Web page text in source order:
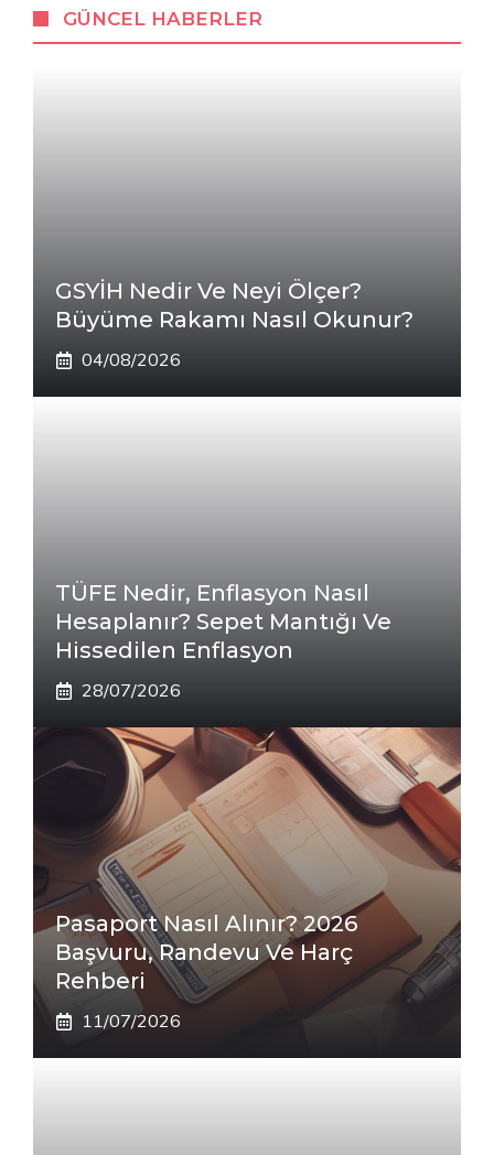
GÜNCEL HABERLER
GSYİH Nedir Ve Neyi Ölçer?
Büyüme Rakamı Nasıl Okunur?
04/08/2026
TÜFE Nedir, Enflasyon Nasıl
Hesaplanır? Sepet Mantığı Ve
Hissedilen Enflasyon
28/07/2026
Pasaport Nasıl Alınır? 2026
Başvuru, Randevu Ve Harç
Rehberi
11/07/2026